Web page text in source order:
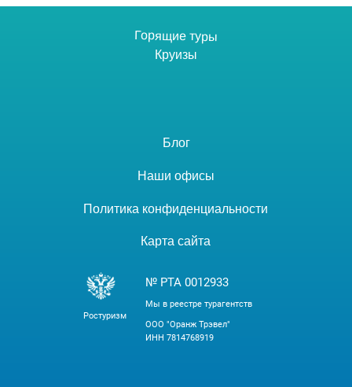
Блог
Наши офисы
Политика конфиденциальности
Карта сайта
ООО "Оранж Трэвел"
ИНН 7814768919
Горящие туры
Круизы
Мы в реестре турагентств
Ростуризм
№ РТА 0012933